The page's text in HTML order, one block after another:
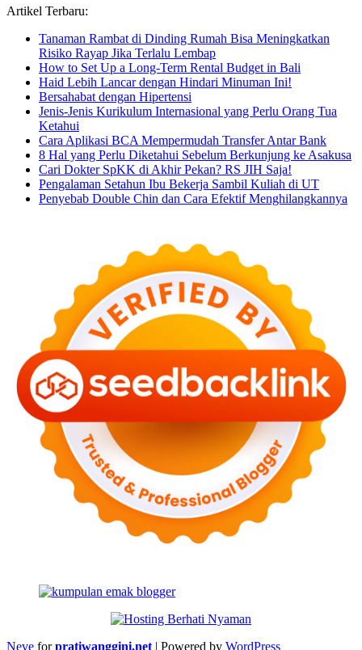
Artikel Terbaru:
Tanaman Rambat di Dinding Rumah Bisa Meningkatkan
Risiko Rayap Jika Terlalu Lembap
How to Set Up a Long-Term Rental Budget in Bali
Haid Lebih Lancar dengan Hindari Minuman Ini!
Bersahabat dengan Hipertensi
Jenis-Jenis Kurikulum Internasional yang Perlu Orang Tua
Ketahui
Cara Aplikasi BCA Mempermudah Transfer Antar Bank
8 Hal yang Perlu Diketahui Sebelum Berkunjung ke Asakusa
Cari Dokter SpKK di Akhir Pekan? RS JIH Saja!
Pengalaman Setahun Ibu Bekerja Sambil Kuliah di UT
Penyebab Double Chin dan Cara Efektif Menghilangkannya
Neve forpratiwanggini.net | Powered by WordPress